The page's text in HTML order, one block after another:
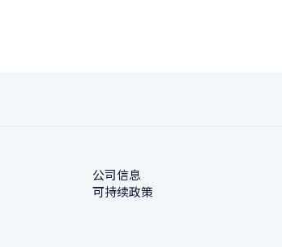
公司信息
可持续政策